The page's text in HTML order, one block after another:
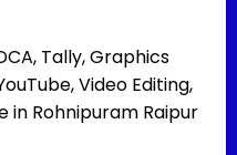
Tally, Graphics
Video Editing,
in Rohnipuram Raipur